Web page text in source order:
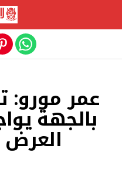
عمر مورو:
بالجهة
العرض